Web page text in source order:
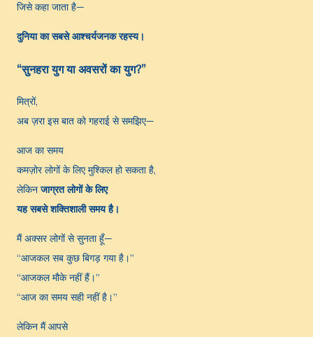
जिसे कहा जाता है—
दुनिया का सबसे आश्चर्यजनक रहस्य।
“सुनहरा युग या अवसरों का युग?”
मित्रों,
अब ज़रा इस बात को गहराई से समझिए—
आज का समय
कमज़ोर लोगों के लिए मुश्किल हो सकता है,
लेकिनजाग्रत लोगों के लिए
यह सबसे शक्तिशाली समय है।
मैं अक्सर लोगों से सुनता हूँ—
“आजकल सब कुछ बिगड़ गया है।”
“आजकल मौके नहीं हैं।”
“आज का समय सही नहीं है।”
लेकिन मैं आपसे